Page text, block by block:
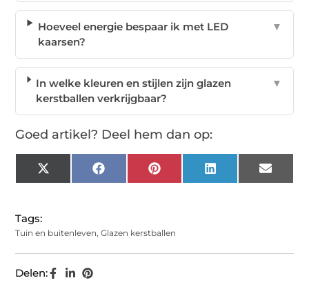
Hoeveel energie bespaar ik met LED
kaarsen?
▼
In welke kleuren en stijlen zijn glazen
kerstballen verkrijgbaar?
▼
Goed artikel? Deel hem dan op:
X
(Twitter)
Facebook Pinterest LinkedIn Email
Tags:
Tuin en buitenleven,Glazen kerstballen
Delen: